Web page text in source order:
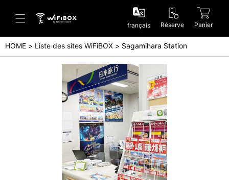
Aide/Contactez-nous
Centre d'aide (Japanese)
Centre d'aide (English)
Enquête (Japanese)
Enquête (English)
français Réserve Panier
HOME Liste des sites WiFiBOX Sagamihara Station